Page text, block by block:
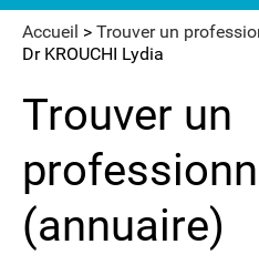
Accueil > Trouver un
Dr KROUCHI Lydia
Trouver un
(annuaire)